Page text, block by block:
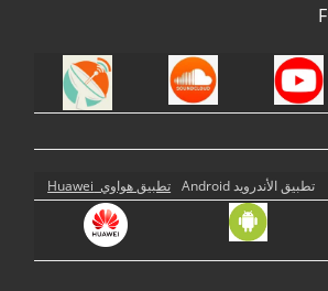
تطبيق الأندرويد Android تطبيق هواوي Huawei